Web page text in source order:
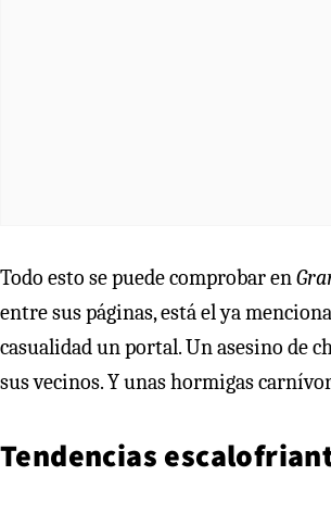
Todo esto se puede comprobar en
entre sus páginas, está el ya
casualidad un portal. Un asesino de
sus vecinos. Y unas hormigas
Tendencias